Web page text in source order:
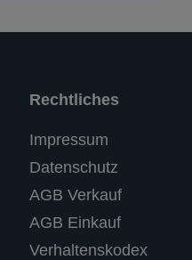
Rechtliches
Impressum
Datenschutz
AGB Verkauf
AGB Einkauf
Verhaltenskodex
RASTI
100
%
Empfehlungen auf
ProvenExpert.com